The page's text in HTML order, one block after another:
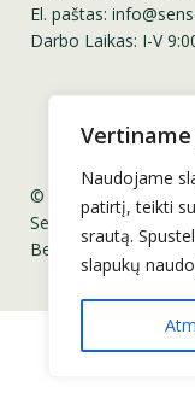
Naudojame
patirtį, teikti
srautą.
slapukų
El. paštas:
Darbo Laikas: I-V
© 2011-2025 UAB
Senses.lt ™
Be UAB „Prodeka“